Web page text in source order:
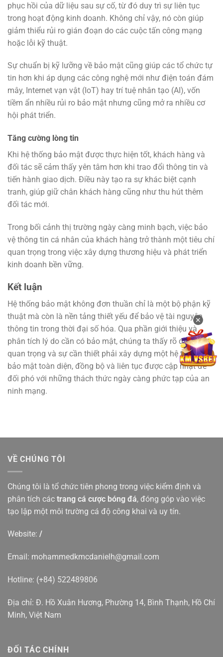
phục hồi của dữ liệu sau sự cố, từ đó duy trì sự liên tục
trong hoạt động kinh doanh. Không chỉ vậy, nó còn giúp
giảm thiểu rủi ro gián đoạn do các cuộc tấn công mạng
hoặc lỗi kỹ thuật.
Sự chuẩn bị kỹ lưỡng về bảo mật cũng giúp các tổ chức tự
tin hơn khi áp dụng các công nghệ mới như điện toán đám
mây, Internet vạn vật (IoT) hay trí tuệ nhân tạo (AI), vốn
tiềm ẩn nhiều rủi ro bảo mật nhưng cũng mở ra nhiều cơ
hội phát triển.
Tăng cường lòng tin
Khi hệ thống bảo mật được thực hiện tốt, khách hàng và
đối tác sẽ cảm thấy yên tâm hơn khi trao đổi thông tin và
tiến hành giao dịch. Điều này tạo ra sự khác biệt cạnh
tranh, giúp giữ chân khách hàng cũng như thu hút thêm
đối tác mới.
Trong bối cảnh thị trường ngày càng minh bạch, việc bảo
vệ thông tin cá nhân của khách hàng trở thành một tiêu chí
quan trọng trong việc xây dựng thương hiệu và phát triển
kinh doanh bền vững.
Kết luận
Hệ thống bảo mật không đơn thuần chỉ là một bộ phận kỹ
thuật mà còn là nền tảng thiết yếu để bảo vệ tài nguyên
thông tin trong thời đại số hóa. Qua phần giới thiệu và
phân tích lý do cần có bảo mật, chúng ta thấy rõ được tầm
quan trọng và sự cần thiết phải xây dựng một hệ thống
bảo mật toàn diện, đồng bộ và liên tục được cập nhật để
đối phó với những thách thức ngày càng phức tạp của an
ninh mạng.
VỀ CHÚNG TÔI
Chúng tôi là tổ chức tiên phong trong việc kiểm định và
phân tích các trang cá cược bóng đá, đóng góp vào việc
tạo lập một môi trường cá độ công khai và uy tín.
Website: /
Email: mohammedkmcdanielh@gmail.com
Hotline: (+84) 522489806
Địa chỉ: Đ. Hồ Xuân Hương, Phường 14, Bình Thạnh, Hồ Chí
Minh, Việt Nam
ĐỐI TÁC CHÍNH
✕